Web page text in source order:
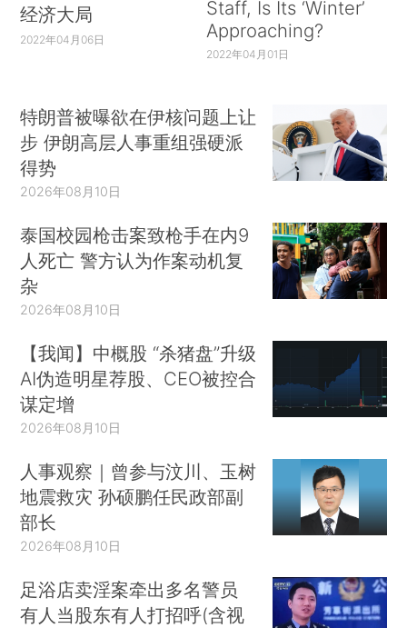
经济大局
2022年04月06日
Staff, Is Its ‘Winter’
Approaching?
2022年04月01日
特朗普被曝欲在伊核问题上让
步 伊朗高层人事重组强硬派
得势
2026年08月10日
泰国校园枪击案致枪手在内9
人死亡 警方认为作案动机复
杂
2026年08月10日
【我闻】中概股 “杀猪盘”升级
AI伪造明星荐股、CEO被控合
谋定增
2026年08月10日
人事观察｜曾参与汶川、玉树
地震救灾 孙硕鹏任民政部副
部长
2026年08月10日
足浴店卖淫案牵出多名警员
有人当股东有人打招呼(含视